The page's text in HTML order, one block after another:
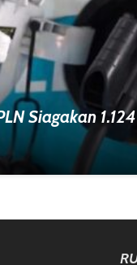
Siagakan